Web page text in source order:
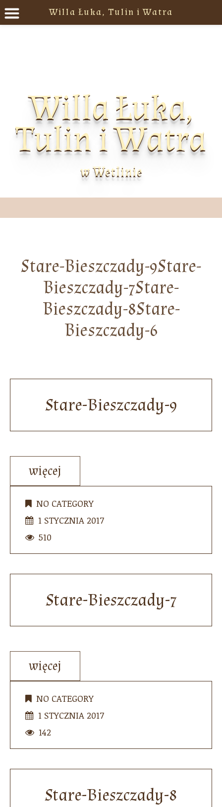
Willa Łuka,
Tulin i Watra
w Wetlinie
Stare-Bieszczady-9Stare-
Bieszczady-7Stare-
Bieszczady-8Stare-
Bieszczady-6
Stare-Bieszczady-9
więcej
NO CATEGORY
1 STYCZNIA 2017
510
Stare-Bieszczady-7
więcej
NO CATEGORY
1 STYCZNIA 2017
142
Stare-Bieszczady-8
Willa Łuka, Tulin i Watra